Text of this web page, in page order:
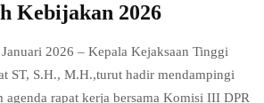
Kebijakan 2026
2026 – Kepala Kejaksaan Tinggi
ST, S.H., M.H.,turut hadir mendampingi
agenda rapat kerja bersama Komisi III DPR